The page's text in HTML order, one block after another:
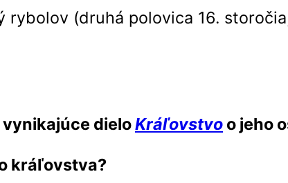
vynikajúce dieloKráľovstvo o jeho
kráľovstva?